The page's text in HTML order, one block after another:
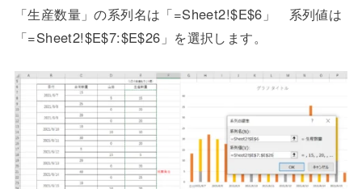
「生産数量」の系列名は「=Sheet2!$E$6」 系列値は
「=Sheet2!$E$7:$E$26」を選択します。